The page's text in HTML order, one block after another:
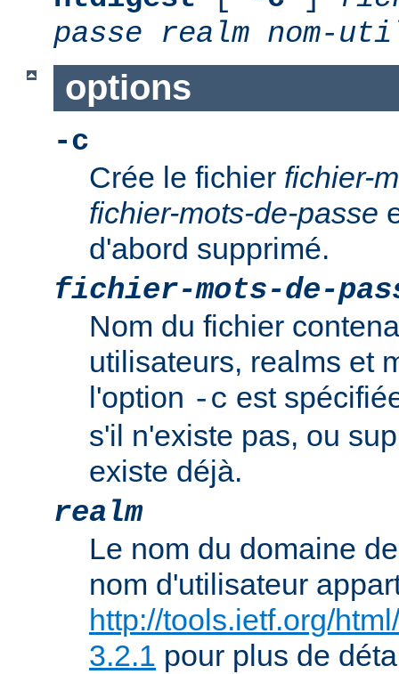
passe
realm nom-
options
-c
Crée le fichier fichier-
fichier-mots-de-passe
d'abord supprimé.
fichier-mots-de-
Nom du fichier
utilisateurs, realms et
l'option -c est
s'il n'existe pas, ou
existe déjà.
realm
Le nom du domaine
nom d'utilisateur
http://tools.ietf.org/
3.2.1 pour plus de